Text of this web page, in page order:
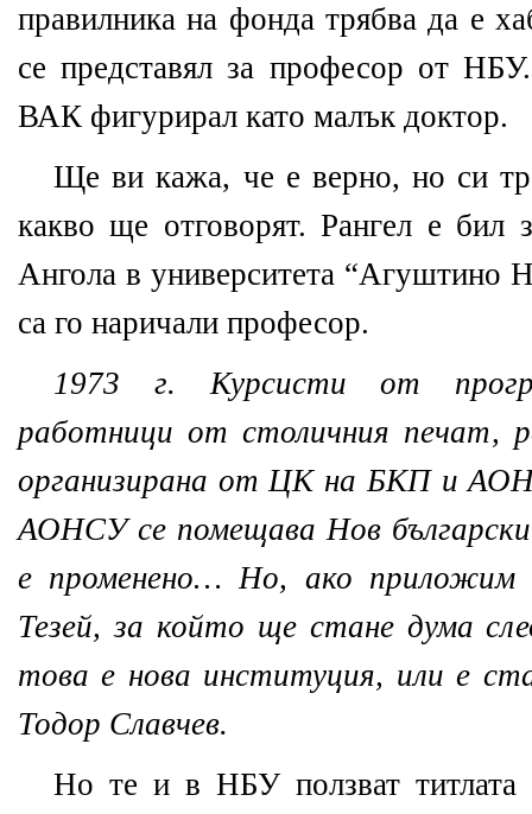
правилника на фонда трябва да е
се представял за професор от
ВАК фигурирал като малък доктор.
Ще ви кажа, че е верно, но си
какво ще отговорят. Рангел е бил
Ангола в университета “Агуштино
са го наричали професор.
1973 г. Курсисти от
работници от столичния печат,
организирана от ЦК на БКП и
АОНСУ се помещава Нов
е променено… Но, ако приложим
Тезей, за който ще стане дума
това е нова институция, или е
Тодор Славчев.
Но те и в НБУ ползват титлата